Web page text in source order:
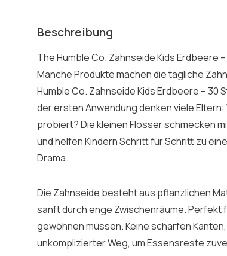
Beschreibung
The Humble Co. Zahnseide Kids Erdbeere
Manche Produkte machen die tägliche
Humble Co. Zahnseide Kids Erdbeere – 30
der ersten Anwendung denken viele
probiert? Die kleinen Flosser schmecken
und helfen Kindern Schritt für Schritt zu
Drama.
Die Zahnseide besteht aus pflanzlichen
sanft durch enge Zwischenräume. Perfekt
gewöhnen müssen. Keine scharfen
unkomplizierter Weg, um Essensreste